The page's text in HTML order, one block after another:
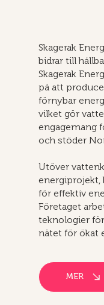
Skagerak
bidrar till
Skagerak
på att
förnybar
vilket gör
engagemang
och stöder
Utöver
energiprojekt,
för effektiv
Företaget
teknologier
nätet för ökat
MER